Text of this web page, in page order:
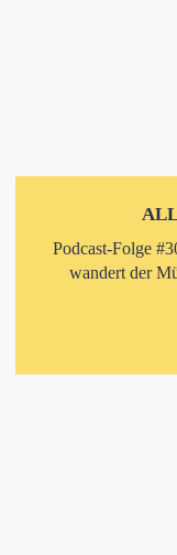
Podcast-Folge
wandert der